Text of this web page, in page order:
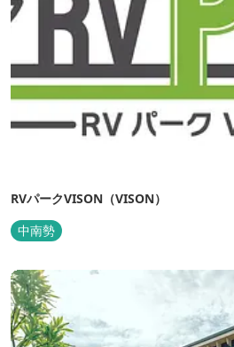
RVパークVISON（VISON）
中南勢